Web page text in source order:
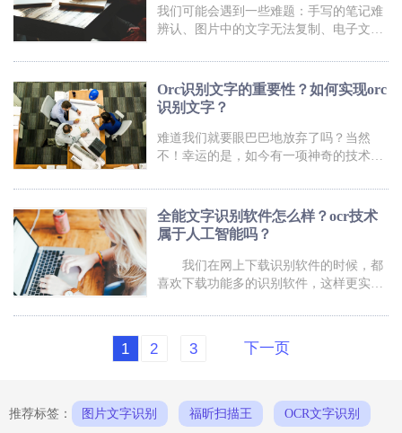
且操作简便，只需用手机拍照或扫描文件
即可完成识别。无论是在学习、工作还是
大的帮助。
我们可能会遇到一些难题：手写的笔记难
辨认、图片中的文字无法复制、电子文档
是，现在有了一种神奇的技术，它可以帮
助我们解决这些问题，那就是文字识别
OCR技术。只需将图片或扫描件上传到软
件中，它就能自动识别出文字内容，并且
可以对其进行编辑、复制、翻译等操作。
无论是工作中的资料整理，还是学习中的
大量
Orc识别文字的重要性？如何实现orc
识别文字？
难道我们就要眼巴巴地放弃了吗？当然
不！幸运的是，如今有一项神奇的技术
的困扰。无论是潦草的手写字还是模糊的
印刷体，只需一张照片，它就能将文字瞬
间转化为可编辑的文本。别再为看不清而
苦恼了，让我们一起揭开ORC识别文字的
神秘面纱，探索这项令人惊叹的科技吧！
orc
全能文字识别软件怎么样？ocr技术
属于人工智能吗？
我们在网上下载识别软件的时候，都
喜欢下载功能多的识别软件，这样更实
识别软件怎么样？ocr技术属于人工智能
件怎么样？ 福昕扫描王是一款识别文
现文字识别，文字扫
1 2 3 下一页
推荐标签： 图片文字识别 福昕扫描王 OCR文字识别